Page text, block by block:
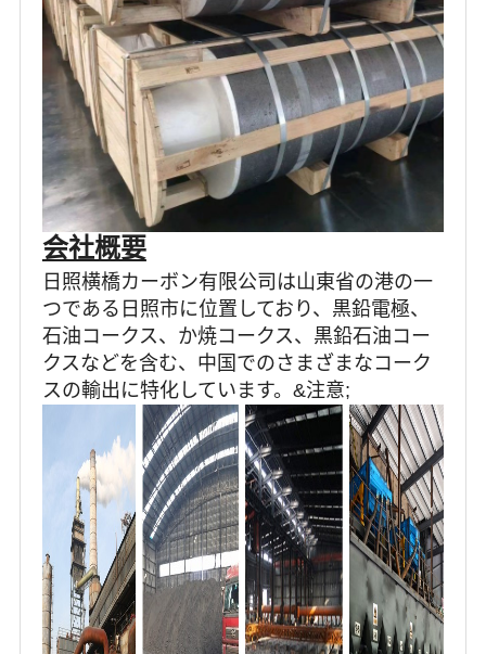
会社概要
日照横橋カーボン有限公司は山東省の港の一
つである日照市に位置しており、黒鉛電極、
石油コークス、か焼コークス、黒鉛石油コー
クスなどを含む、中国でのさまざまなコーク
スの輸出に特化しています。&注意;